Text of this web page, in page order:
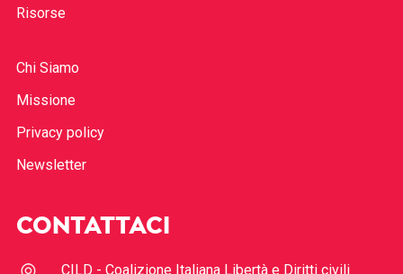
Risorse
Chi Siamo
Missione
Privacy policy
Newsletter
CONTATTACI
CILD - Coalizione Italiana Libertà e Diritti civili